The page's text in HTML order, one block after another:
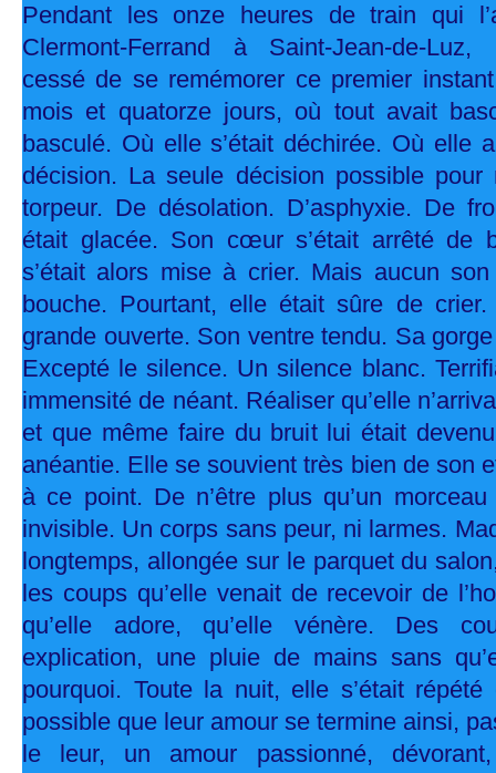
Pendant les onze heures de train qui
Clermont-Ferrand à Saint-Jean-de-Luz,
cessé de se remémorer ce premier
mois et quatorze jours, où tout avait
basculé. Où elle s’était déchirée. Où elle
décision. La seule décision possible
torpeur. De désolation. D’asphyxie. De
était glacée. Son cœur s’était arrêté de
s’était alors mise à crier. Mais aucun
bouche. Pourtant, elle était sûre de
grande ouverte. Son ventre tendu. Sa
Excepté le silence. Un silence blanc.
immensité de néant. Réaliser qu’elle
et que même faire du bruit lui était
anéantie. Elle se souvient très bien de son
à ce point. De n’être plus qu’un
invisible. Un corps sans peur, ni larmes.
longtemps, allongée sur le parquet du
les coups qu’elle venait de recevoir de
qu’elle adore, qu’elle vénère. Des
explication, une pluie de mains sans
pourquoi. Toute la nuit, elle s’était répété
possible que leur amour se termine ainsi,
le leur, un amour passionné,